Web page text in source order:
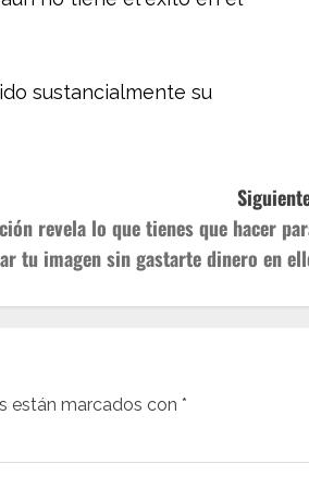
sustancialmente su
revela lo que tienes que hacer
tu imagen sin gastarte dinero en
están marcados con *